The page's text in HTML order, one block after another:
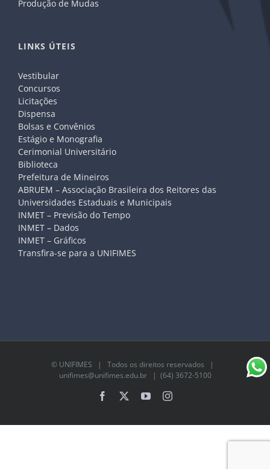
Produção de Mudas
LINKS ÚTEIS
Vestibular
Concursos
Licitações
Dispensa
Bolsas e Convênios
Estágio e Monografia
Cerimonial Universitário
Biblioteca
Prefeitura de Mineiros
ABRUEM – Associação Brasileira dos Reitores das
Universidades Estaduais e Municipais
INMET – Previsão do Tempo
INMET – Dados
INMET – Gráficos
Transfira-se para a UNIFIMES
© UNIFIMES | Todos os direitos reservados |
unifimes@unifimes.edu.br| (64) 3672-5100
Facebook YouTubeInstagram